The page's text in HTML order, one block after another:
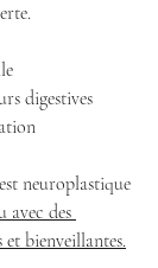
digestives
neuroplastique
avec des
bienveillantes.